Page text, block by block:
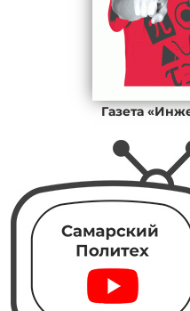
Газета